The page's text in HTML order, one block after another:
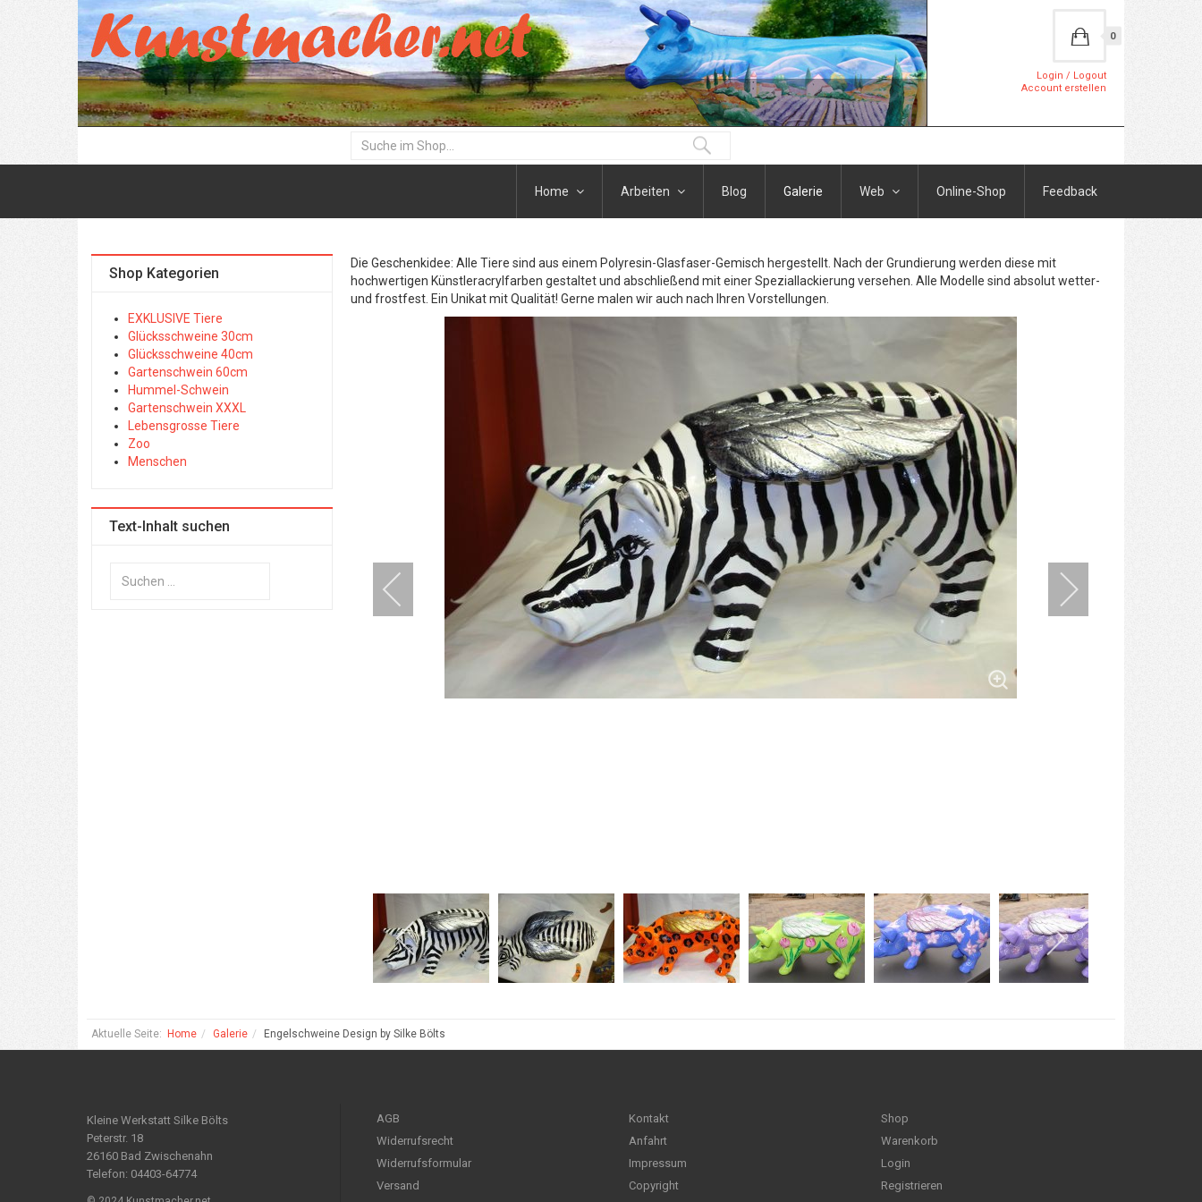
0
Login / Logout
Account erstellen
Home Arbeiten Blog Galerie Web Online-Shop Feedback
Die Geschenkidee: Alle Tiere sind aus einem Polyresin-Glasfaser-Gemisch hergestellt. Nach der Grundierung werden diese mit
hochwertigen Künstleracrylfarben gestaltet und abschließend mit einer Speziallackierung versehen. Alle Modelle sind absolut wetter-
und frostfest. Ein Unikat mit Qualität! Gerne malen wir auch nach Ihren Vorstellungen.
Shop Kategorien
EXKLUSIVE Tiere
Glücksschweine 30cm
Glücksschweine 40cm
Gartenschwein 60cm
Hummel-Schwein
Gartenschwein XXXL
Lebensgrosse Tiere
Zoo
Menschen
Text-Inhalt suchen
Aktuelle Seite: Home Galerie Engelschweine Design by Silke Bölts
Kleine Werkstatt Silke Bölts
Peterstr. 18
26160 Bad Zwischenahn
Telefon: 04403-64774
AGB
Widerrufsrecht
Widerrufsformular
Versand
Kontakt
Anfahrt
Impressum
Copyright
Shop
Warenkorb
Login
Registrieren